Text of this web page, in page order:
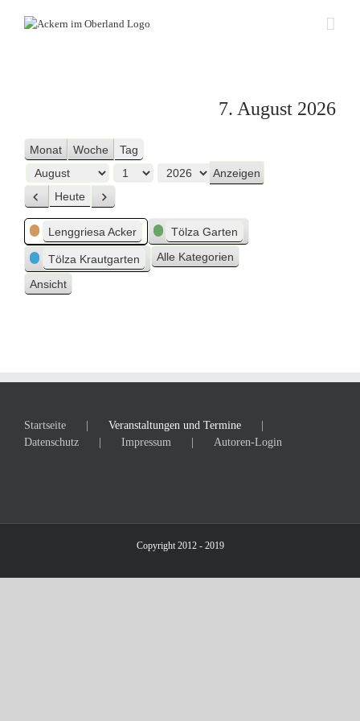
7. August 2026
Monat Woche Tag
Monat
Tag
Jahr
Zurück
Heute Weiter
Kategorien
Lenggriesa Acker Tölza Garten
Tölza Krautgarten Alle Kategorien
Ansicht
Startseite
Veranstaltungen und Termine
Datenschutz
Impressum Autoren-Login
Copyright 2012 - 2019